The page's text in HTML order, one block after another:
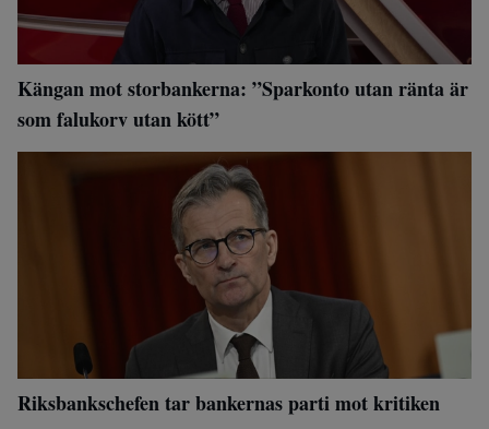
Kängan mot storbankerna: ”Sparkonto utan ränta är
som falukorv utan kött”
Riksbankschefen tar bankernas parti mot kritiken